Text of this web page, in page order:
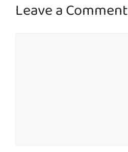
Leave a Comment